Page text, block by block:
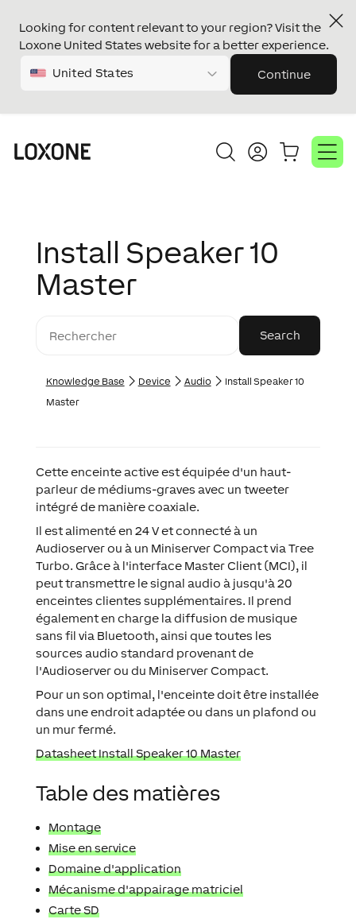
Looking for content relevant to your region? Visit the
Loxone United States website for a better experience.
United States Continue
Install Speaker 10
Master
Knowledge Base Device Audio
Install Speaker 10
Master
Cette enceinte active est équipée d'un haut-
parleur de médiums-graves avec un tweeter
intégré de manière coaxiale.
Il est alimenté en 24 V et connecté à un
Audioserver ou à un Miniserver Compact via Tree
Turbo. Grâce à l'interface Master Client (MCI), il
peut transmettre le signal audio à jusqu'à 20
enceintes clientes supplémentaires. Il prend
également en charge la diffusion de musique
sans fil via Bluetooth, ainsi que toutes les
sources audio standard provenant de
l'Audioserver ou du Miniserver Compact.
Pour un son optimal, l'enceinte doit être installée
dans une endroit adaptée ou dans un plafond ou
un mur fermé.
Datasheet Install Speaker 10 Master
Table des matières
Montage
Mise en service
Domaine d'application
Mécanisme d'appairage matriciel
Carte SD